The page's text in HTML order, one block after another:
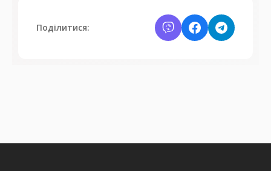
Поділитися: